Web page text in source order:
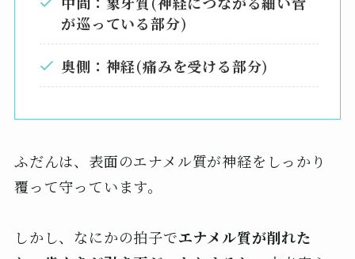
が巡っている部分)
奥側：神経(痛みを受ける部分)
ふだんは、表面のエナメル質が神経をしっかり
覆って守っています。
しかし、なにかの拍子でエナメル質が削れた